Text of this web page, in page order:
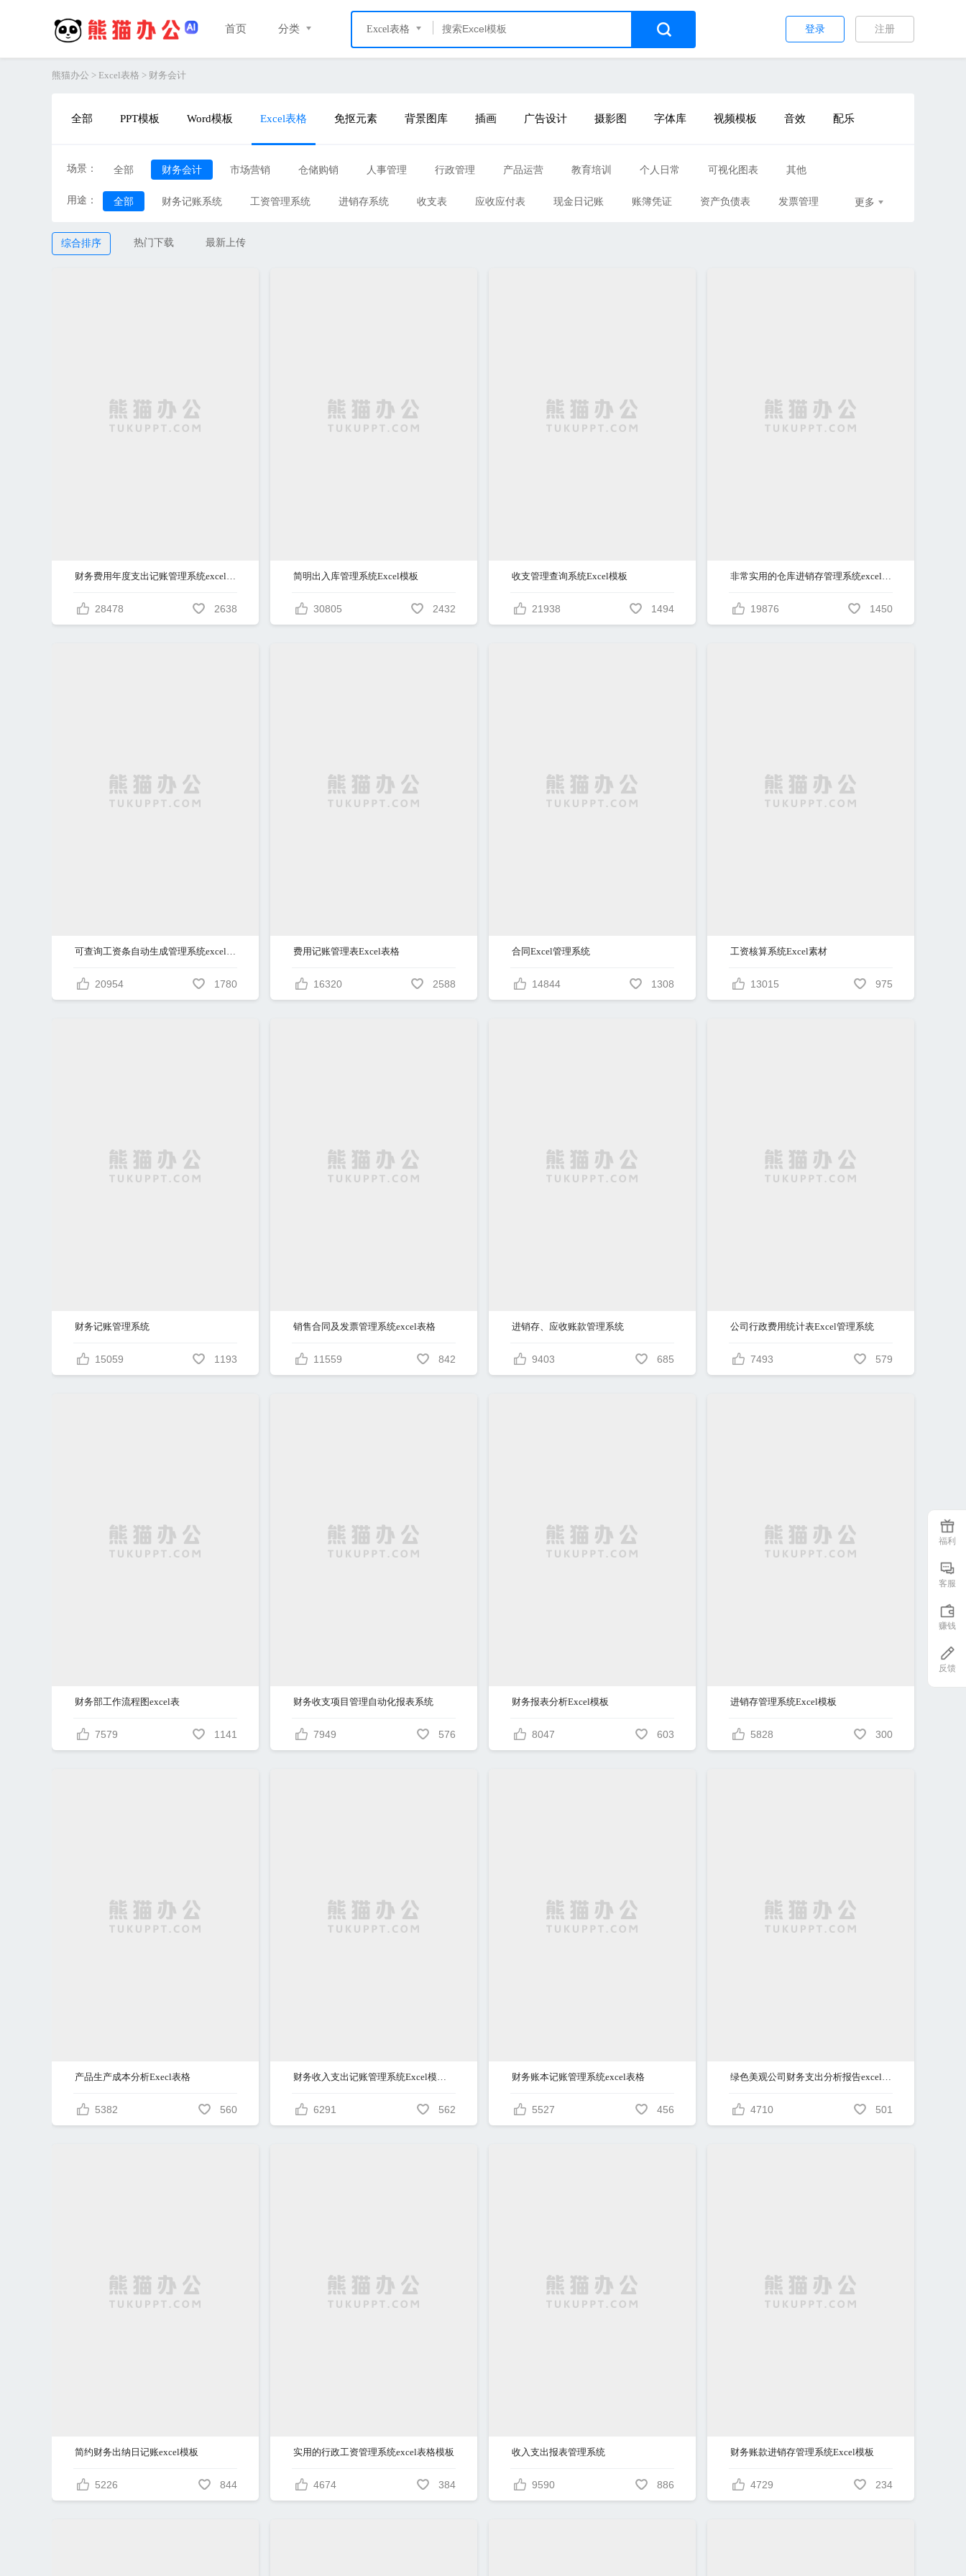
首页 分类 Excel表格 注册
登录
熊猫办公 > Excel表格 > 财务会计
全部 PPT模板 Word模板 Excel表格 免抠元素 背景图库 插画 广告设计 摄影图 字体库 视频模板 音效 配乐
场景： 全部 财务会计 市场营销 仓储购销 人事管理 行政管理 产品运营 教育培训 个人日常 可视化图表 其他
用途： 全部 财务记账系统 工资管理系统 进销存系统 收支表 应收应付表 现金日记账 账簿凭证 资产负债表 发票管理 更多
综合排序 热门下载 最新上传
财务费用年度支出记账管理系统excel表格模板
28478 2638
简明出入库管理系统Excel模板
30805 2432
收支管理查询系统Excel模板
21938 1494
非常实用的仓库进销存管理系统excel表格
19876 1450
可查询工资条自动生成管理系统excel表格
20954 1780
费用记账管理表Excel表格
16320 2588
合同Excel管理系统
14844 1308
工资核算系统Excel素材
13015 975
财务记账管理系统
15059 1193
销售合同及发票管理系统excel表格
11559 842
进销存、应收账款管理系统
9403 685
公司行政费用统计表Excel管理系统
7493 579
财务部工作流程图excel表
7579 1141
财务收支项目管理自动化报表系统
7949 576
财务报表分析Excel模板
8047 603
进销存管理系统Excel模板
5828 300
产品生产成本分析Execl表格
5382 560
财务收入支出记账管理系统Excel模板excel管理系统
6291 562
财务账本记账管理系统excel表格
5527 456
绿色美观公司财务支出分析报告excel模板
4710 501
简约财务出纳日记账excel模板
5226 844
实用的行政工资管理系统excel表格模板
4674 384
收入支出报表管理系统
9590 886
财务账款进销存管理系统Excel模板
4729 234
福利
客服
赚钱
反馈